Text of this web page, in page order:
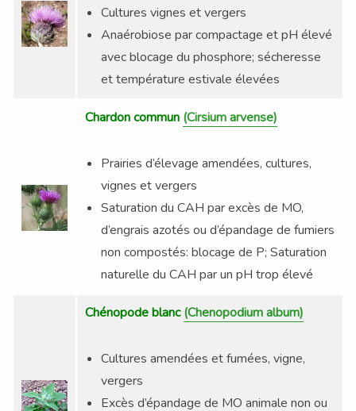
Cultures vignes et vergers
Anaérobiose par compactage et pH élevé
avec blocage du phosphore; sécheresse
et température estivale élevées
Chardon commun (Cirsium arvense)
Prairies d’élevage amendées, cultures,
vignes et vergers
Saturation du CAH par excès de MO,
d’engrais azotés ou d’épandage de fumiers
non compostés: blocage de P; Saturation
naturelle du CAH par un pH trop élevé
Chénopode blanc(Chenopodium album)
Cultures amendées et fumées, vigne,
vergers
Excès d’épandage de MO animale non ou